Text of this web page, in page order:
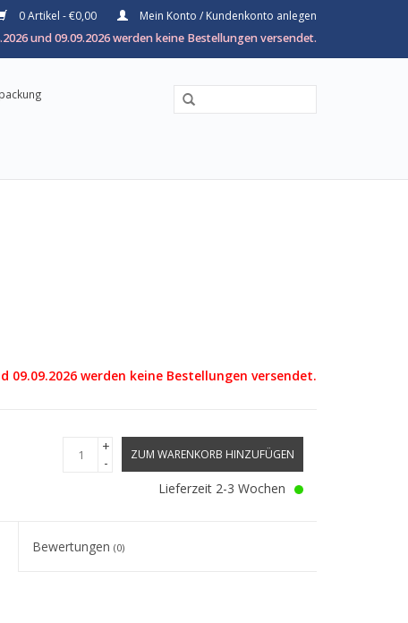
0 Artikel - €0,00
Mein Konto / Kundenkonto anlegen
und 09.09.2026 werden keine Bestellungen versendet.
09.09.2026 werden keine Bestellungen versendet.
+
-
ZUM WARENKORB HINZUFÜGEN
Lieferzeit 2-3 Wochen
Bewertungen(0)